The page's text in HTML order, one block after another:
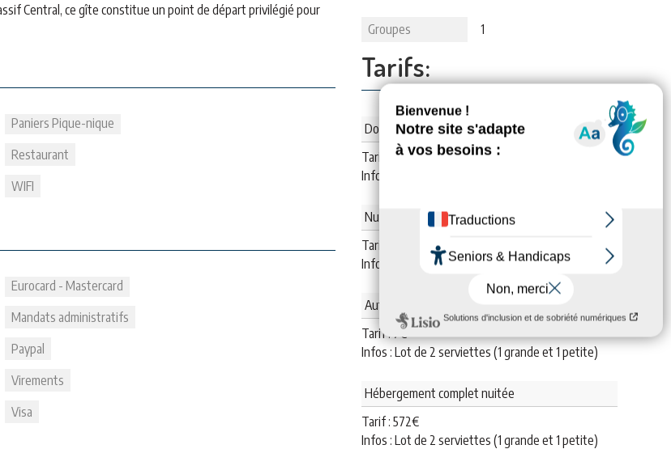
Central, ce gîte constitue un point de départ privilégié pour
Paniers Pique-nique
Restaurant
WIFI
Eurocard - Mastercard
Mandats administratifs
Paypal
Virements
Visa
Groupes 1
Tarifs:
Dortoir
Tarif :
15€
Infos : par nuit et par personne
Nuitée (/pers.)
Tarif :
Infos : En chambre
Autre tarif
Tarif :7€
Infos : Lot de 2 serviettes (1 grande et 1 petite)
Hébergement complet nuitée
Tarif : 572€
Infos : Lot de 2 serviettes (1 grande et 1 petite)